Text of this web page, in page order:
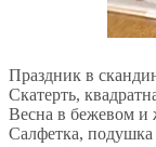
Праздник в
Скатерть,
Весна в бежевом и
Салфетка, подушка